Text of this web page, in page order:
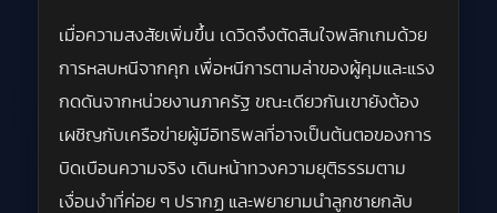
เมื่อความสงสัยเพิ่มขึ้น เดวิดจึงตัดสินใจพลิกเกมด้วย
การหลบหนีจากคุก เพื่อหนีการตามล่าของผู้คุมและแรง
กดดันจากหน่วยงานภาครัฐ ขณะเดียวกันเขายังต้อง
เผชิญกับเครือข่ายผู้มีอิทธิพลที่อาจเป็นต้นตอของการ
บิดเบือนความจริง เดินหน้าทวงความยุติธรรมตาม
เงื่อนงำที่ค่อย ๆ ปรากฏ และพยายามนำลูกชายกลับ